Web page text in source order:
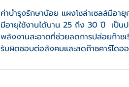
ค่าบำรุงรักษาน้อย แผงโซล่าเซลล์มีอา
มีอายุใช้งานได้นาน 25 ถึง 30 ปี เป็น
พลังงานสะอาดที่ช่วยลดการปล่อยก๊าซ
รับผิดชอบต่อสังคมและลดก๊าซคาร์ไดอ